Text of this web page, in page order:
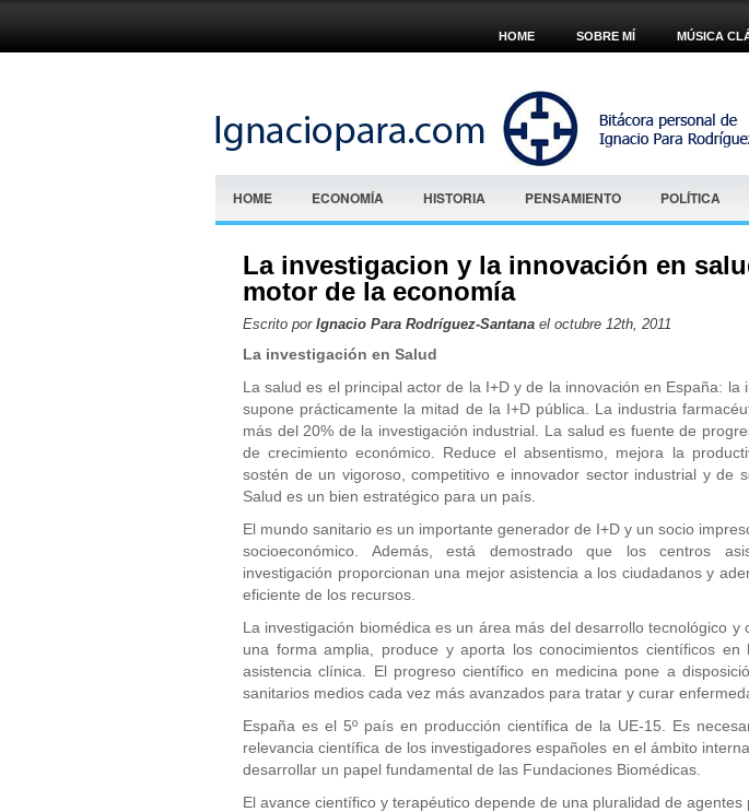
HOME SOBRE MÍ MÚSICA
HOME ECONOMÍA HISTORIA PENSAMIENTO POLÍTICA
La investigacion y la innovación en
motor de la economía
Escrito por Ignacio Para Rodríguez-Santana el octubre 12th, 2011
La investigación en Salud
La salud es el principal actor de la I+D y de la innovación en España: la
supone prácticamente la mitad de la I+D pública. La industria
más del 20% de la investigación industrial. La salud es fuente de
de crecimiento económico. Reduce el absentismo, mejora la
sostén de un vigoroso, competitivo e innovador sector industrial y de
Salud es un bien estratégico para un país.
El mundo sanitario es un importante generador de I+D y un socio
socioeconómico. Además, está demostrado que los centros
investigación proporcionan una mejor asistencia a los ciudadanos y
eficiente de los recursos.
La investigación biomédica es un área más del desarrollo tecnológico y
una forma amplia, produce y aporta los conocimientos científicos
asistencia clínica. El progreso científico en medicina pone a
sanitarios medios cada vez más avanzados para tratar y curar
España es el 5º país en producción científica de la UE-15. Es
relevancia científica de los investigadores españoles en el ámbito
desarrollar un papel fundamental de las Fundaciones Biomédicas.
El avance científico y terapéutico depende de una pluralidad de agentes